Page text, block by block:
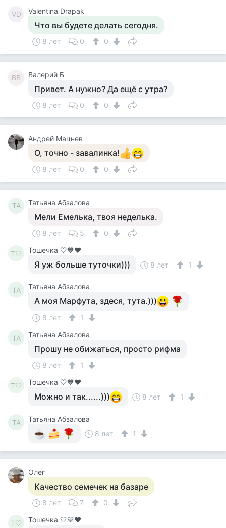
VD Valentina Drapak
Что вы будете делать сегодня.
8 лет 0 0
ВБ Валерий Б
Привет. А нужно? Да ещё с утра?
8 лет 0 0
Андрей Мацнев
О, точно - завалинка!
8 лет 0 0
ТА Татьяна Абзалова
Мели Емелька, твоя неделька.
8 лет 5 0
Т🤍 Тошечка 🤍💙♥️
Я уж больше туточки))) 8 лет 1
ТА Татьяна Абзалова
А моя Марфута, здеся, тута.)))
8 лет 1
ТА Татьяна Абзалова
Прошу не обижаться, просто рифма
8 лет 1
Т🤍 Тошечка 🤍💙♥️
Можно и так......))) 8 лет 1
ТА
Татьяна Абзалова
8 лет
1
Олег
Качество семечек на базаре
8 лет 7 0
Т🤍 Тошечка 🤍💙♥️